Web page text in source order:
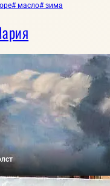
# масло# зима